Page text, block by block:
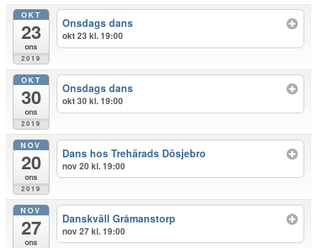
OKT
23
ons
2019
Onsdags dans
okt 23 kl. 19:00
OKT
30
ons
2019
Onsdags dans
okt 30 kl. 19:00
NOV
20
ons
2019
Dans hos Trehärads Dösjebro
nov 20 kl. 19:00
NOV
27
ons
Danskväll Gråmanstorp
nov 27 kl. 19:00